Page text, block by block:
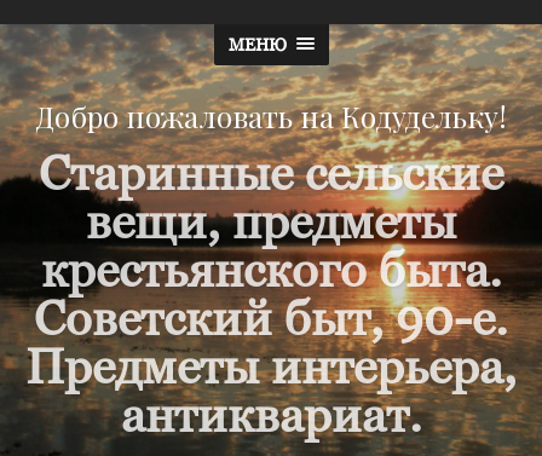
МЕНЮ
Добро пожаловать на Кодудельку!
Старинные сельские
вещи, предметы
крестьянского быта.
Советский быт, 90-е.
Предметы интерьера,
антиквариат.